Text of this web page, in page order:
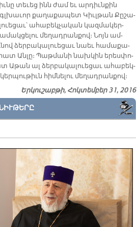
տե­ւեց ինն ժամ եւ ար­դիւն­քին
քա­ղա­քա­պետ Կիւլ­թան Քը­շա­
ա­հա­բեկ­չա­կան կազ­մա­կեր­
մե­ղադ­րան­քով։ Նոյն ամ­
ձեր­բա­կա­լուե­ցաւ նաեւ հա­մա­քա­
Ան­լը։ Պաթ­մա­նի նախ­կին ե­րես­փո­
Ա­թան ալ ձեր­բա­կա­լուե­ցաւ ա­հա­բեկ­
հիմ­նե­լու մե­ղադ­րան­քով։
Երկուշաբթի, Հոկտեմբեր 31, 2016